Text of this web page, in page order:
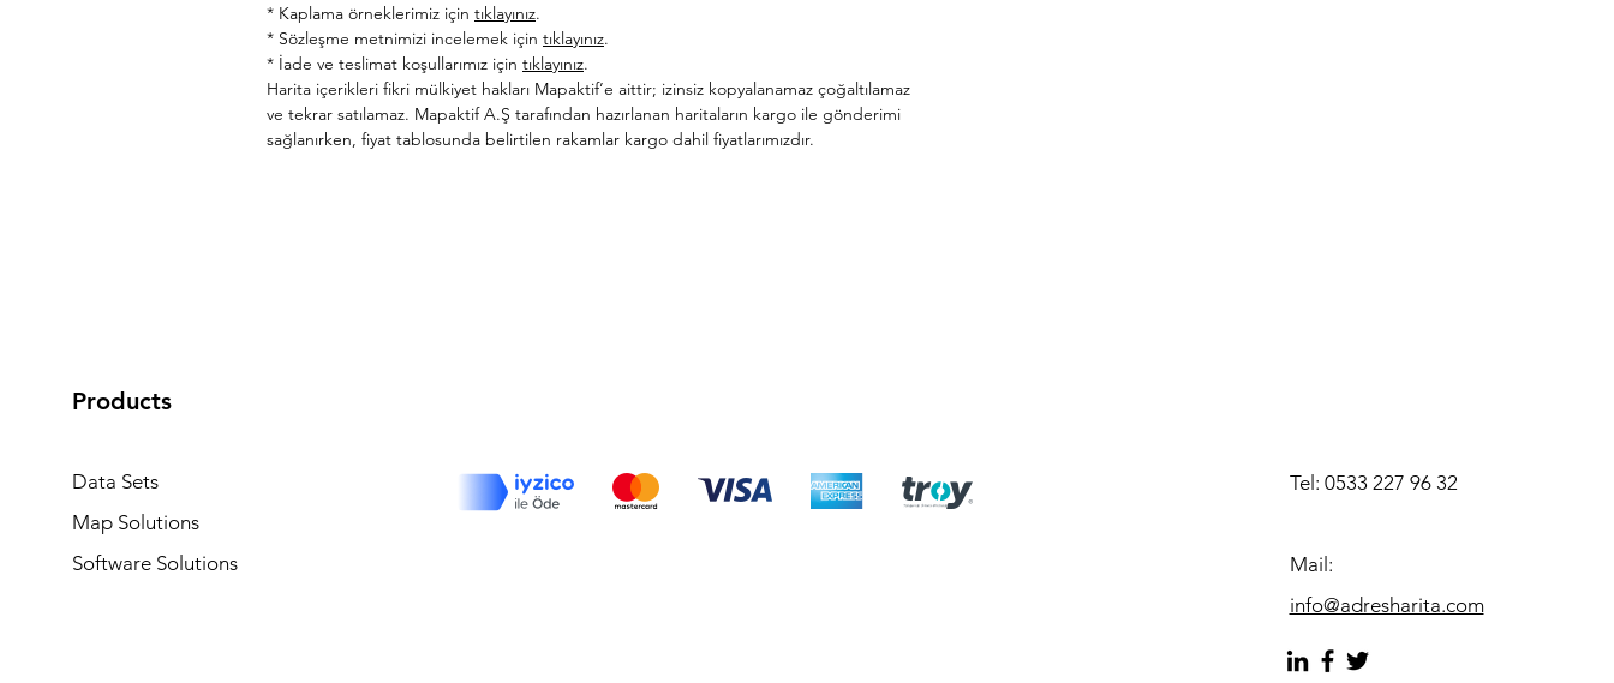
* Kaplama örneklerimiz için tıklayınız.
* Sözleşme metnimizi incelemek için tıklayınız.
* İade ve teslimat koşullarımız için tıklayınız.
Harita içerikleri fikri mülkiyet hakları Mapaktif’e aittir; izinsiz kopyalanamaz çoğaltılamaz
ve tekrar satılamaz. Mapaktif A.Ş tarafından hazırlanan haritaların kargo ile gönderimi
sağlanırken, fiyat tablosunda belirtilen rakamlar kargo dahil fiyatlarımızdır.
Products
Data Sets
Map Solutions
Software Solutions
Tel: 0533 227 96 32
Mail:
info@adresharita.com